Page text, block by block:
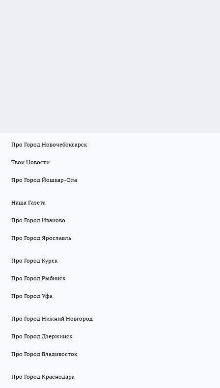
Про Город Новочебоксарск
Твои Новости
Про Город Йошкар-Ола
Наша Газета
Про Город Иваново
Про Город Ярославль
Про Город Курск
Про Город Рыбинск
Про Город Уфа
Про Город Нижний Новгород
Про Город Дзержинск
Про Город Владивосток
Про Город Краснодара